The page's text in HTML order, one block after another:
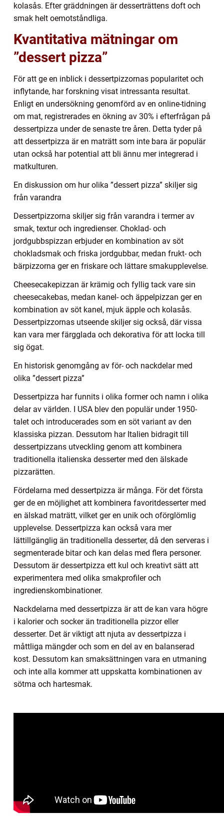
kolasås. Efter gräddningen är desserträttens doft och
smak helt oemotståndliga.
Kvantitativa mätningar om
”dessert pizza”
För att ge en inblick i dessertpizzornas popularitet och
inflytande, har forskning visat intressanta resultat.
Enligt en undersökning genomförd av en online-tidning
om mat, registrerades en ökning av 30% i efterfrågan på
dessertpizza under de senaste tre åren. Detta tyder på
att dessertpizza är en maträtt som inte bara är populär
utan också har potential att bli ännu mer integrerad i
matkulturen.
En diskussion om hur olika ”dessert pizza” skiljer sig
från varandra
Dessertpizzorna skiljer sig från varandra i termer av
smak, textur och ingredienser. Choklad- och
jordgubbspizzan erbjuder en kombination av söt
chokladsmak och friska jordgubbar, medan frukt- och
bärpizzorna ger en friskare och lättare smakupplevelse.
Cheesecakepizzan är krämig och fyllig tack vare sin
cheesecakebas, medan kanel- och äppelpizzan ger en
kombination av söt kanel, mjuk äpple och kolasås.
Dessertpizzornas utseende skiljer sig också, där vissa
kan vara mer färgglada och dekorativa för att locka till
sig ögat.
En historisk genomgång av för- och nackdelar med
olika ”dessert pizza”
Dessertpizza har funnits i olika former och namn i olika
delar av världen. I USA blev den populär under 1950-
talet och introducerades som en söt variant av den
klassiska pizzan. Dessutom har Italien bidragit till
dessertpizzans utveckling genom att kombinera
traditionella italienska desserter med den älskade
pizzarätten.
Fördelarna med dessertpizza är många. För det första
ger de en möjlighet att kombinera favoritdesserter med
en älskad maträtt, vilket ger en unik och oförglömlig
upplevelse. Dessertpizza kan också vara mer
lättillgänglig än traditionella desserter, då den serveras i
segmenterade bitar och kan delas med flera personer.
Dessutom är dessertpizza ett kul och kreativt sätt att
experimentera med olika smakprofiler och
ingredienskombinationer.
Nackdelarna med dessertpizza är att de kan vara högre
i kalorier och socker än traditionella pizzor eller
desserter. Det är viktigt att njuta av dessertpizza i
måttliga mängder och som en del av en balanserad
kost. Dessutom kan smaksättningen vara en utmaning
och inte alla kommer att uppskatta kombinationen av
sötma och hartesmak.